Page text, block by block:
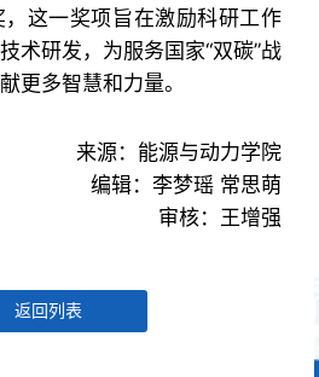
这一奖项旨在激励科研工作
术研发，为服务国家“双碳”战
更多智慧和力量。
来源：能源与动力学院
编辑：李梦瑶 常思萌
审核：王增强
返回列表